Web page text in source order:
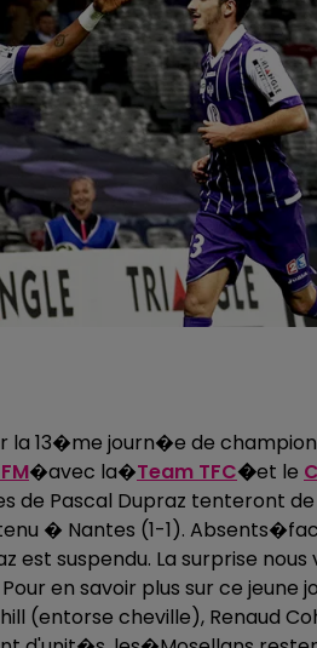
la 13�me journ�e de
�avec la�Team TFC�et le
de Pascal Dupraz tenteront
� Nantes (1-1).
est suspendu. La surprise nous
en savoir plus sur ce jeune
(entorse cheville), Renaud